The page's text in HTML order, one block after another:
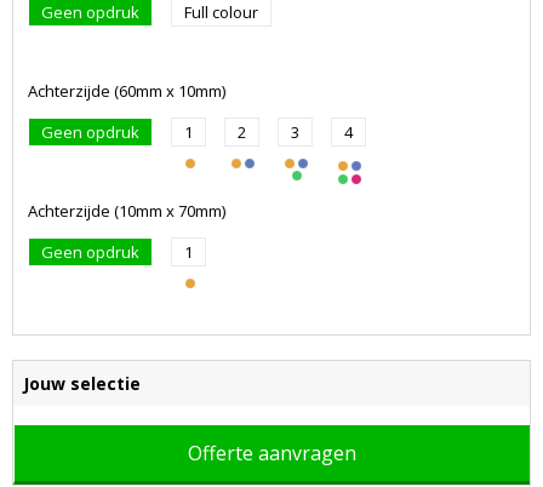
Geen opdruk
Full colour
Achterzijde (60mm x 10mm)
Geen opdruk
1 2 3 4
Achterzijde (10mm x 70mm)
Geen opdruk
1
Jouw selectie
Offerte aanvragen